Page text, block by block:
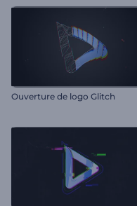
Ouverture de logo Glitch